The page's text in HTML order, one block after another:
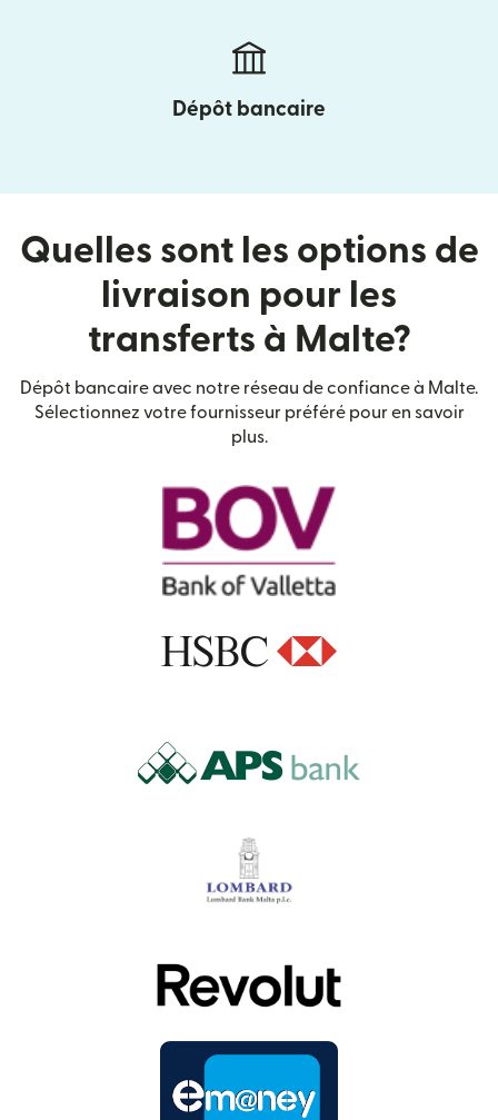
Dépôt bancaire
Quelles sont les options de
livraison pour les
transferts à Malte?
Dépôt bancaire avec notre réseau de confiance à Malte.
Sélectionnez votre fournisseur préféré pour en savoir
plus.